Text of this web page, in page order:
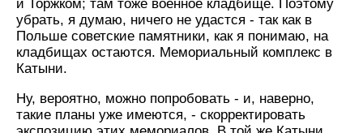
и Торжком; там тоже военное кладбище. Поэтому
убрать, я думаю, ничего не удастся - так как в
Польше советские памятники, как я понимаю, на
кладбищах остаются. Мемориальный комплекс в
Катыни.
Ну, вероятно, можно попробовать - и, наверно,
такие планы уже имеются, - скорректировать